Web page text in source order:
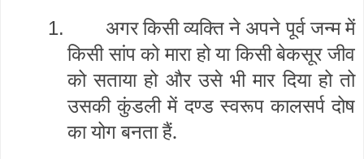
1.
अगर किसी व्यक्ति ने अपने पूर्व जन्म में
किसी सांप को मारा हो या किसी बेकसूर जीव
को सताया हो और उसे भी मार दिया हो तो
उसकी कुंडली में दण्ड स्वरूप कालसर्प दोष
का योग बनता हैं.